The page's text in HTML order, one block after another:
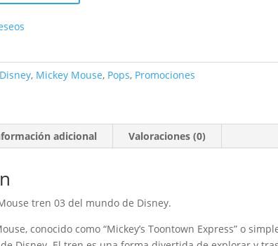
Disney, Mickey Mouse, Pops, Promociones
adicional Valoraciones (0)
tren 03 del mundo de Disney.
conocido como “Mickey’s Toontown Express” o